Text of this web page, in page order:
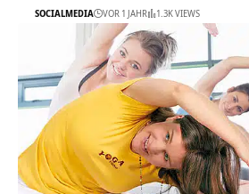
SOCIALMEDIA VOR 1 JAHR 1.3K VIEWS